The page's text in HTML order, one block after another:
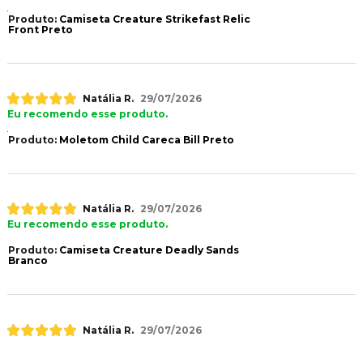
Produto:Camiseta Creature Strikefast Relic
Front Preto
Natália R.
29/07/2026
Eu recomendo esse produto.
Produto:Moletom Child Careca Bill Preto
Natália R.
29/07/2026
Eu recomendo esse produto.
Produto:Camiseta Creature Deadly Sands
Branco
Natália R.
29/07/2026